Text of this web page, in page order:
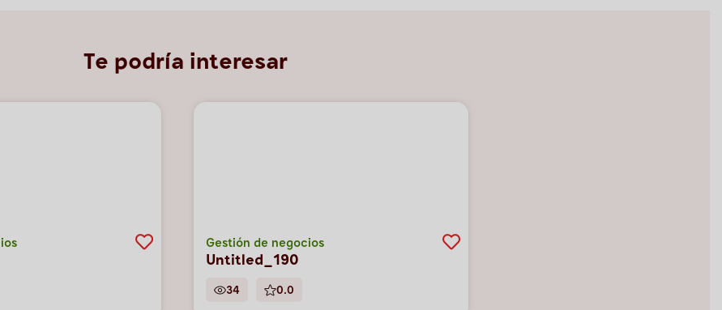
Te podría interesar
Gestión de negocios
Untitled_190
34 0.0